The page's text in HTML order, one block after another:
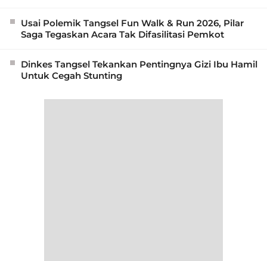
Usai Polemik Tangsel Fun Walk & Run 2026, Pilar
Saga Tegaskan Acara Tak Difasilitasi Pemkot
Dinkes Tangsel Tekankan Pentingnya Gizi Ibu Hamil
Untuk Cegah Stunting